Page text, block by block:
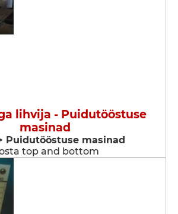
lihvija - Puidutööstuse
masinad
Puidutööstuse masinad
top and bottom